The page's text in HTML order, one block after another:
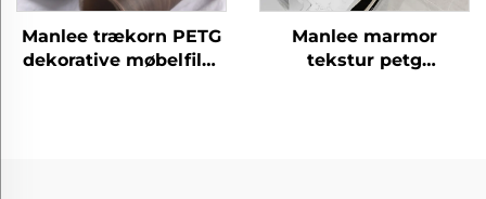
Manlee trækorn PETG
dekorative møbelfilm
Manlee marmor
tekstur petg